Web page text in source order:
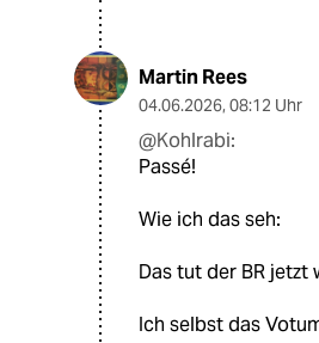
Martin Rees
04.06.2026, 08:12 Uhr
@Kohlrabi:
Passé!
Wie ich das seh:
Das tut der BR jetzt
Ich selbst das